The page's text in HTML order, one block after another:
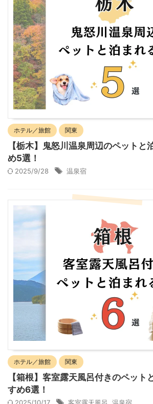
ホテル／旅館 関東
【栃木】鬼怒川温泉周辺のペットと
め5選！
2025/9/28 温泉宿
ホテル／旅館 関東
【箱根】客室露天風呂付きのペット
すめ6選！